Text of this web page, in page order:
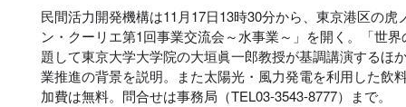
民間活力開発機構は11月17日13時30分から、東京港区の
ン・クーリエ第1回事業交流会～水事業～」を開く。「世
題して東京大学大学院の大垣眞一郎教授が基調講演するほ
業推進の背景を説明。また太陽光・風力発電を利用した飲
加費は無料。問合せは事務局（TEL03-3543-8777）まで。